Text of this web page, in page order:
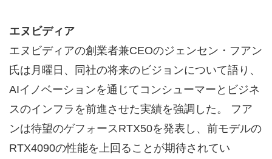
エヌビディア
エヌビディアの創業者兼CEOのジェンセン・フアン
氏は月曜日、同社の将来のビジョンについて語り、
AIイノベーションを通じてコンシューマーとビジネ
スのインフラを前進させた実績を強調した。 フア
ンは待望のゲフォースRTX50を発表し、前モデルの
RTX4090の性能を上回ることが期待されてい